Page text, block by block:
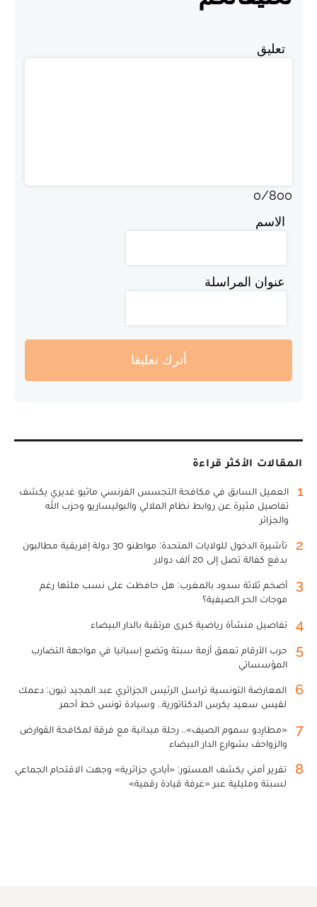
تعليق
0/800
الاسم
عنوان المراسلة
أترك تعليقا
المقالات الأكثر قراءة
1
العميل السابق في مكافحة التجسس الفرنسي ماثيو غديري يكشف
تفاصيل مثيرة عن روابط نظام الملالي والبوليساريو وحزب الله
والجزائر
2
تأشيرة الدخول للولايات المتحدة: مواطنو 30 دولة إفريقية مطالبون
بدفع كفالة تصل إلى 20 ألف دولار
3
أضخم ثلاثة سدود بالمغرب: هل حافظت على نسب ملئها رغم
موجات الحر الصيفية؟
4 تفاصيل منشأة رياضية كبرى مرتقبة بالدار البيضاء
5
حرب الأرقام تعمق أزمة سبتة وتضع إسبانيا في مواجهة التضارب
المؤسساتي
6
المعارضة التونسية تراسل الرئيس الجزائري عبد المجيد تبون: دعمك
لقيس سعيد يكرس الدكتاتورية.. وسيادة تونس خط أحمر
7
«مطارِدو سموم الصيف».. رحلة ميدانية مع فرقة لمكافحة القوارض
والزواحف بشوارع الدار البيضاء
8
تقرير أمني يكشف المستور: «أيادي جزائرية» وجهت الاقتحام الجماعي
لسبتة ومليلية عبر «غرفة قيادة رقمية»